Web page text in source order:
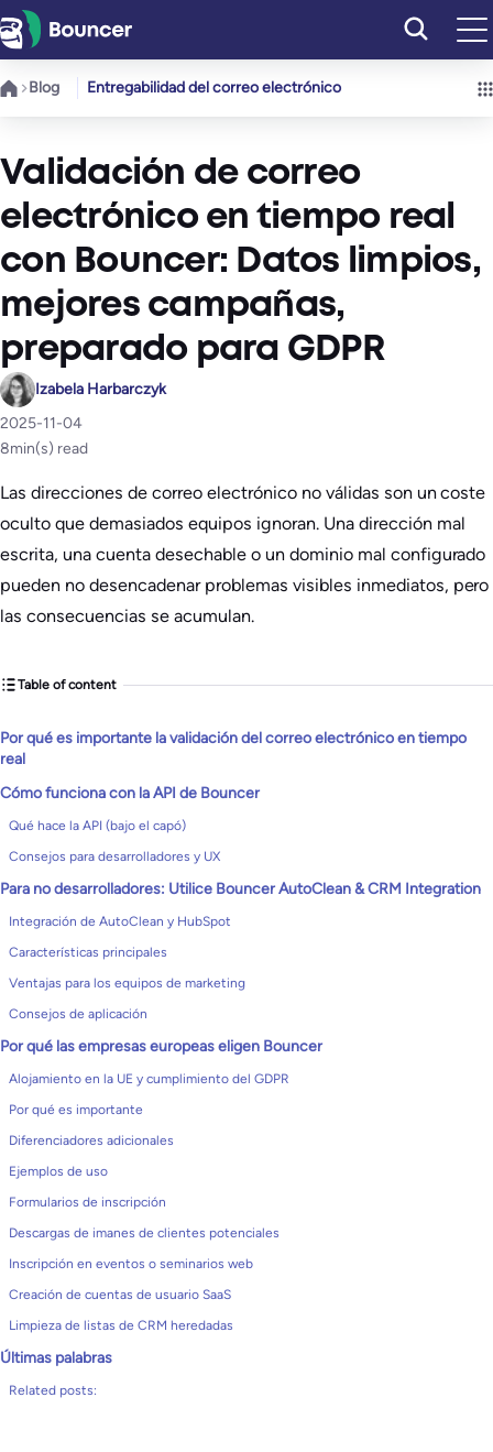
Saltar
al
contenido
Blog Entregabilidad del correo electrónico
Validación de correo
electrónico en tiempo real
con Bouncer: Datos limpios,
mejores campañas,
preparado para GDPR
Izabela Harbarczyk
2025-11-04
8min(s) read
Las direcciones de correo electrónico no válidas son un coste
oculto que demasiados equipos ignoran. Una dirección mal
escrita, una cuenta desechable o un dominio mal configurado
pueden no desencadenar problemas visibles inmediatos, pero
las consecuencias se acumulan.
Table of content
Por qué es importante la validación del correo electrónico en tiempo
real
Cómo funciona con la API de Bouncer
Qué hace la API (bajo el capó)
Consejos para desarrolladores y UX
Para no desarrolladores: Utilice Bouncer AutoClean & CRM Integration
Integración de AutoClean y HubSpot
Características principales
Ventajas para los equipos de marketing
Consejos de aplicación
Por qué las empresas europeas eligen Bouncer
Alojamiento en la UE y cumplimiento del GDPR
Por qué es importante
Diferenciadores adicionales
Ejemplos de uso
Formularios de inscripción
Descargas de imanes de clientes potenciales
Inscripción en eventos o seminarios web
Creación de cuentas de usuario SaaS
Limpieza de listas de CRM heredadas
Últimas palabras
Related posts: